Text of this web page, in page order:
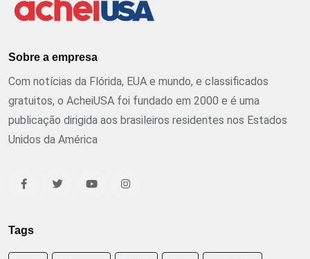
Sobre a empresa
Com notícias da Flórida, EUA e mundo, e classificados
gratuitos, o AcheiUSA foi fundado em 2000 e é uma
publicação dirigida aos brasileiros residentes nos Estados
Unidos da América
Tags